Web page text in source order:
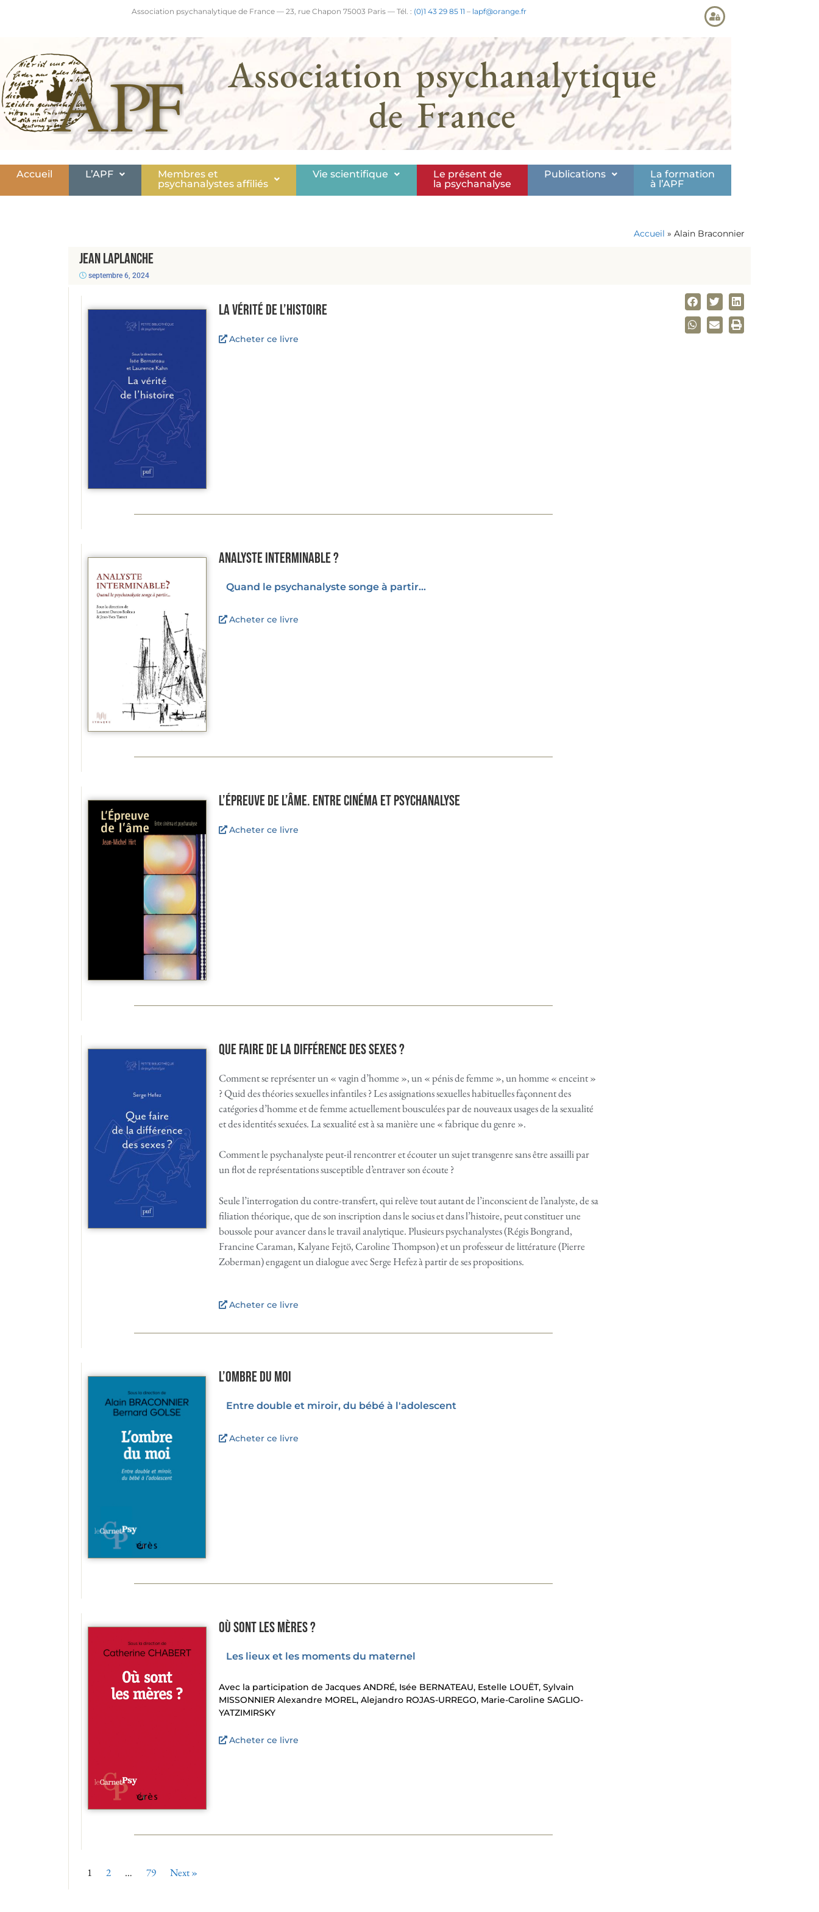
Association psychanalytique de France — 23, rue Chapon 75003 Paris — Tél. : (0)1 43 29 85 11 – lapf@orange.fr
Association psychanalytique
de France
Accueil L’APF
Membres et
psychanalystes affiliés
Vie scientifique
Le présent de
la psychanalyse
Publications
La formation
à l’APF
Accueil » Alain Braconnier
Jean Laplanche
septembre 6, 2024
La vérité de l’histoire
Acheter ce livre
Analyste interminable ?
Quand le psychanalyste songe à partir...
Acheter ce livre
L’Épreuve de l’âme. Entre cinéma et psychanalyse
Acheter ce livre
Que faire de la différence des sexes ?
Comment se représenter un « vagin d’homme », un « pénis de femme », un homme « enceint »
? Quid des théories sexuelles infantiles ? Les assignations sexuelles habituelles façonnent des
catégories d’homme et de femme actuellement bousculées par de nouveaux usages de la sexualité
et des identités sexuées. La sexualité est à sa manière une « fabrique du genre ».
Comment le psychanalyste peut-il rencontrer et écouter un sujet transgenre sans être assailli par
un flot de représentations susceptible d’entraver son écoute ?
Seule l’interrogation du contre-transfert, qui relève tout autant de l’inconscient de l’analyste, de sa
filiation théorique, que de son inscription dans le socius et dans l’histoire, peut constituer une
boussole pour avancer dans le travail analytique. Plusieurs psychanalystes (Régis Bongrand,
Francine Caraman, Kalyane Fejtö, Caroline Thompson) et un professeur de littérature (Pierre
Zoberman) engagent un dialogue avec Serge Hefez à partir de ses propositions.
Acheter ce livre
L’ombre du moi
Entre double et miroir, du bébé à l'adolescent
Acheter ce livre
Où sont les mères ?
Les lieux et les moments du maternel
Avec la participation de Jacques ANDRÉ, Isée BERNATEAU, Estelle LOUËT, Sylvain
MISSONNIER Alexandre MOREL, Alejandro ROJAS-URREGO, Marie-Caroline SAGLIO-
YATZIMIRSKY
Acheter ce livre
1 2 … 79 Next »